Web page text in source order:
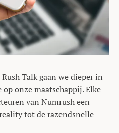
Talk gaan we dieper in
onze maatschappij. Elke
van Numrush een
tot de razendsnelle